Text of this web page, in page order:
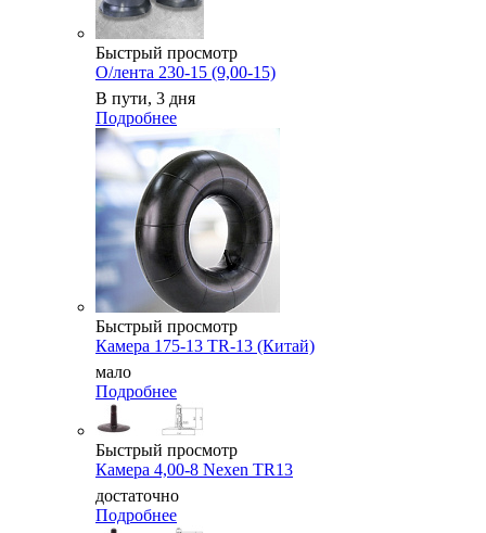
Быстрый просмотр
О/лента 230-15 (9,00-15)
В пути, 3 дня
Подробнее
Быстрый просмотр
Камера 175-13 TR-13 (Китай)
мало
Подробнее
Быстрый просмотр
Камера 4,00-8 Nexen TR13
достаточно
Подробнее